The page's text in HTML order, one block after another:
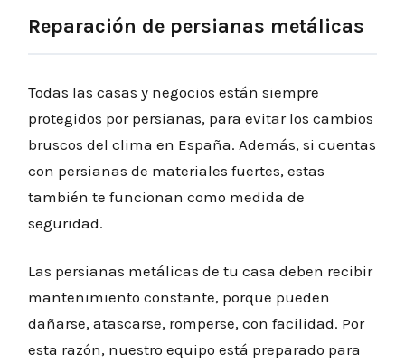
Reparación de persianas metálicas
Todas las casas y negocios están siempre
protegidos por persianas, para evitar los cambios
bruscos del clima en España. Además, si cuentas
con persianas de materiales fuertes, estas
también te funcionan como medida de
seguridad.
Las persianas metálicas de tu casa deben recibir
mantenimiento constante, porque pueden
dañarse, atascarse, romperse, con facilidad. Por
esta razón, nuestro equipo está preparado para